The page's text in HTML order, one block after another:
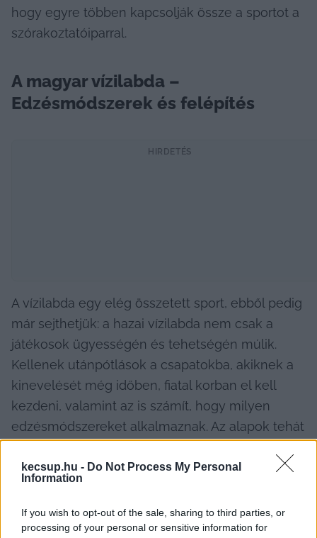
kecsup.hu - Do Not Process My Personal
Information
If you wish to opt-out of the sale, sharing to third parties, or
processing of your personal or sensitive information for
hogy egyre többen kapcsolják össze a sportot a
szórakoztatóiparral.
A magyar vízilabda –
Edzésmódszerek és felépítés
HIRDETÉS
A vízilabda egy elég összetett sport, ebből pedig
már sejthetjük: a hazai vízilabda nem csak a
játékosok ügyességén és tehetségén múlik.
Kellenek utánpótlások a csapatokba, akiknek a
kinevelését még időben, fiatal korban el kell
kezdeni, valamint az is számít, hogy milyen
edzésmódszereket alkalmaznak. Az alapok tehát
klub már 8-10 éveseknél elkezdi a vízhez
labda kezelésére tanítják őket, hanem a
lábtempó fejlesztését is ekkor kezdik el. Ez a